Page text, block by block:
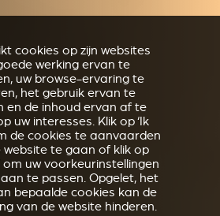
cookies op zijn websites
werking ervan te
uw browse-ervaring te
het gebruik ervan te
en de inhoud ervan af te
uw interesses. Klik op ‘Ik
de cookies te aanvaarden
website te gaan of klik op
om uw voorkeurinstellingen
te passen. Opgelet, het
bepaalde cookies kan de
van de website hinderen.